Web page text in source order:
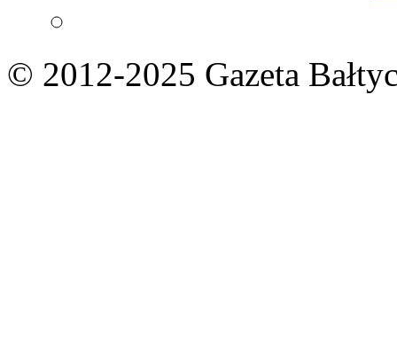
© 2012-2025 Gazeta